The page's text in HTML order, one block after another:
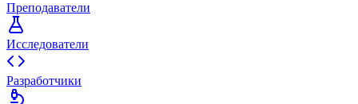
Преподаватели
Исследователи
Разработчики